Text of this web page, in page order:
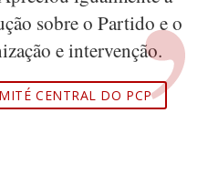
sobre o Partido e o
e intervenção.
CENTRAL DO PCP